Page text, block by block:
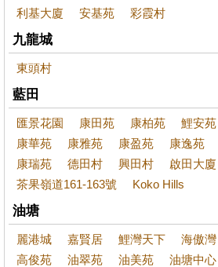
利基大廈 安基苑 彩霞村
九龍城
東頭村
藍田
匯景花園 康田苑 康柏苑
鯉安苑
康華苑
康雅苑 康盈苑
康逸苑
康瑞苑
德田村 興田村
啟田大廈
茶果嶺道161-163號
Koko Hills
油塘
麗港城 嘉賢居 鯉灣天下
海傲灣
高俊苑
油翠苑 油美苑
油塘中心